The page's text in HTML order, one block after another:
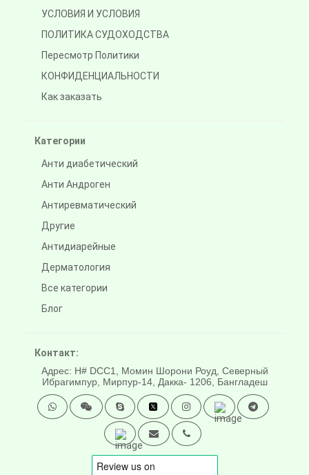
УСЛОВИЯ И УСЛОВИЯ
ПОЛИТИКА СУДОХОДСТВА
Пересмотр Политики
КОНФИДЕНЦИАЛЬНОСТИ
Как заказать
Категории
Анти диабетический
Анти Андроген
Антиревматический
Другие
Антидиарейные
Дерматология
Все категории
Блог
Контакт:
Адрес: H# DCC1, Момин Шорони Роуд, Северный
Ибрагимпур, Мирпур-14, Дакка- 1206, Бангладеш